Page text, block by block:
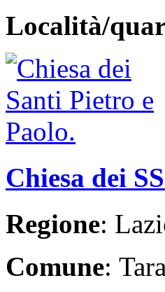
Località/
Chiesa dei
Regione:
Comune: